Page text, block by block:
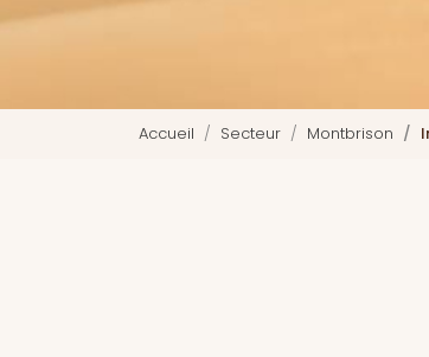
Accueil Secteur Montbrison